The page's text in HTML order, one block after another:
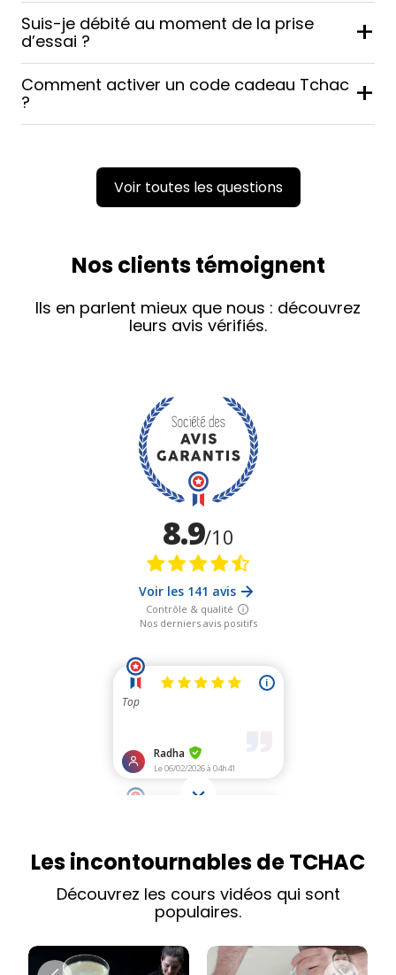
Suis-je débité au moment de la prise
d’essai ?
+
Comment activer un code cadeau Tchac
?
+
Voir toutes les questions
Nos clients témoignent
Ils en parlent mieux que nous : découvrez
leurs avis vérifiés.
Les incontournables de TCHAC
Découvrez les cours vidéos qui sont
populaires.